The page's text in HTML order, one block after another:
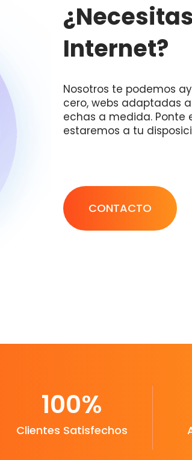
Internet?
Nosotros te podemos
cero, webs adaptadas
echas a medida. Ponte
estaremos a tu
CONTACTO
Clientes Satisfechos
100%